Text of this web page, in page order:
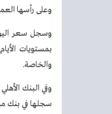
وعلى رأسها
بمستويات
والخاصة.
سجلها في بنك